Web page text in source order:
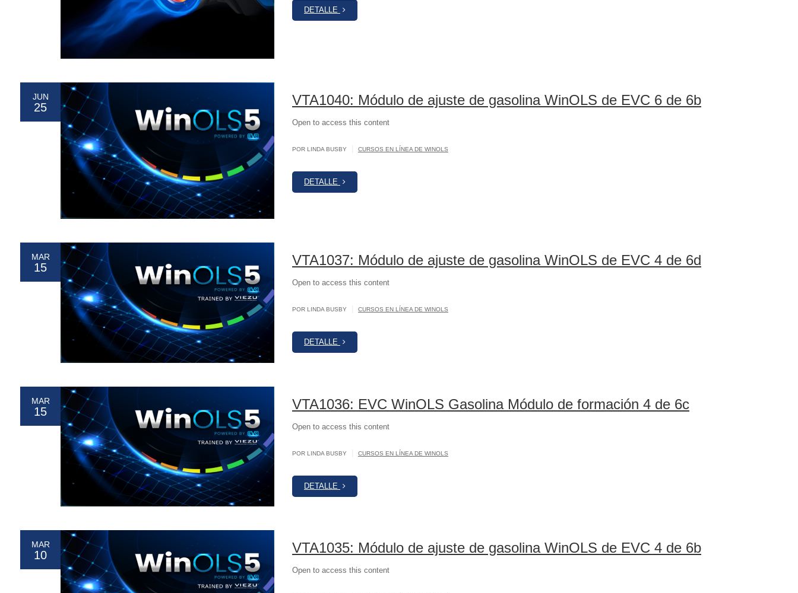
DETALLE
JUN
25 VTA1040: Módulo de ajuste de gasolina WinOLS de EVC 6 de 6b
Open to access this content
POR LINDA BUSBY CURSOS EN LÍNEA DE WINOLS
DETALLE
MAR
15 VTA1037: Módulo de ajuste de gasolina WinOLS de EVC 4 de 6d
Open to access this content
POR LINDA BUSBY CURSOS EN LÍNEA DE WINOLS
DETALLE
MAR
15 VTA1036: EVC WinOLS Gasolina Módulo de formación 4 de 6c
Open to access this content
POR LINDA BUSBY CURSOS EN LÍNEA DE WINOLS
DETALLE
MAR
10 VTA1035: Módulo de ajuste de gasolina WinOLS de EVC 4 de 6b
Open to access this content